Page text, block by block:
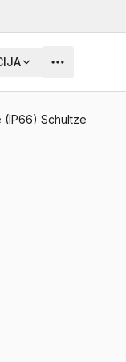
(IP66) Schultze